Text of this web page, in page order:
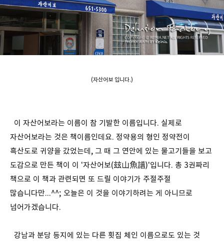
(자산어보 입니다.)
이 자산어보라는 이름이 참 기발한 이름입니다. 실제로
자산어보라는 것은 책이름인데요. 정약용의 형인 정약전이
흑산도로 귀양을 갔었는데, 그 때 그 연안에 있는 물고기들을 보고
도감으로 만든 책이 이 '자산어보(玆山魚譜)'입니다. 총 3권짜리
책으로 이 책과 관련되면 또 드릴 이야기가 주절주절
많습니다만...^^; 오늘은 이 것을 이야기하려는 게 아니므로
넘어가겠습니다.
강남과 분당 등지에 있는 다른 횟집 체인 이름으로도 있는 것